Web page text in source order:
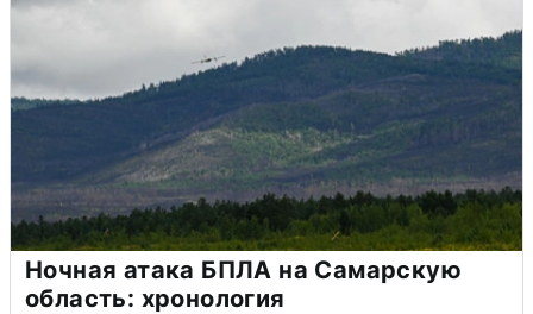
Ночная атака БПЛА на Самарскую
область: хронология